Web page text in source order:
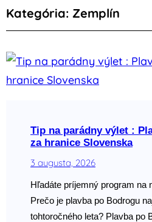
Kategória: Zemplín
Tip na parádny výlet :
za hranice Slovenska
3 augusta, 2026
Hľadáte príjemný program na
Prečo je plavba po Bodrogu
tohtoročného leta? Plavba po